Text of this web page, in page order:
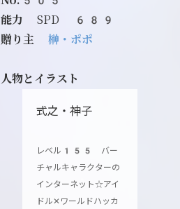
能力SPD 689
贈り主
榊・ポポ
人物とイラスト
式之・神子
レベル155 バー
チャルキャラクターの
インターネット☆アイ
ドル✕ワールドハッカ